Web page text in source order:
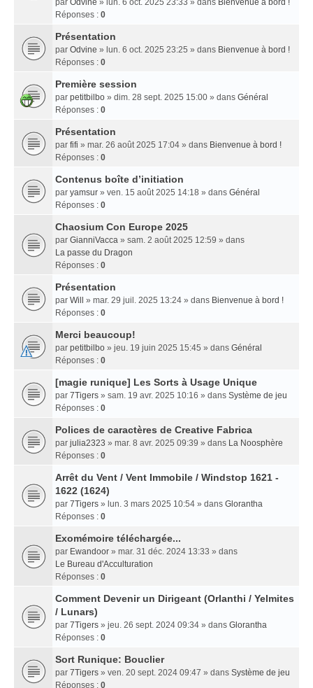
par Odvine » lun. 6 oct. 2025 23:33 » dans Bienvenue à bord !
Réponses : 0
Présentation
par Odvine » lun. 6 oct. 2025 23:25 » dans Bienvenue à bord !
Réponses : 0
Première session
par petitbilbo » dim. 28 sept. 2025 15:00 » dans Général
Réponses : 0
Présentation
par fifi » mar. 26 août 2025 17:04 » dans Bienvenue à bord !
Réponses : 0
Contenus boîte d’initiation
par yamsur » ven. 15 août 2025 14:18 » dans Général
Réponses : 0
Chaosium Con Europe 2025
par GianniVacca » sam. 2 août 2025 12:59 » dans
La passe du Dragon
Réponses : 0
Présentation
par Will » mar. 29 juil. 2025 13:24 » dans Bienvenue à bord !
Réponses : 0
Merci beaucoup!
par petitbilbo » jeu. 19 juin 2025 15:45 » dans Général
Réponses : 0
[magie runique] Les Sorts à Usage Unique
par 7Tigers » sam. 19 avr. 2025 10:16 » dans Système de jeu
Réponses : 0
Polices de caractères de Creative Fabrica
par julia2323 » mar. 8 avr. 2025 09:39 » dans La Noosphère
Réponses : 0
Arrêt du Vent / Vent Immobile / Windstop 1621 -
1622 (1624)
par 7Tigers » lun. 3 mars 2025 10:54 » dans Glorantha
Réponses : 0
Exomémoire téléchargée...
par Ewandoor » mar. 31 déc. 2024 13:33 » dans
Le Bureau d'Acculturation
Réponses : 0
Comment Devenir un Dirigeant (Orlanthi / Yelmites
/ Lunars)
par 7Tigers » jeu. 26 sept. 2024 09:34 » dans Glorantha
Réponses : 0
Sort Runique: Bouclier
par 7Tigers » ven. 20 sept. 2024 09:47 » dans Système de jeu
Réponses : 0